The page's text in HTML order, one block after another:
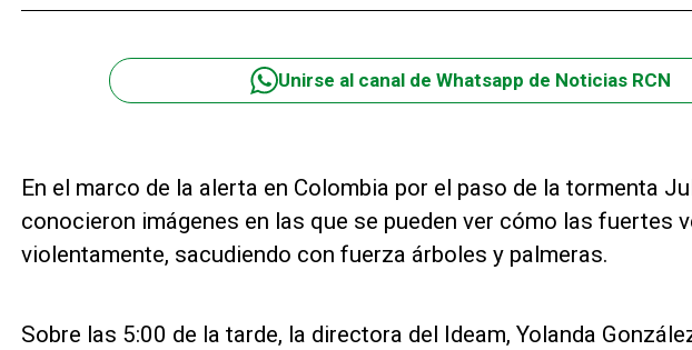
Unirse al canal de Whatsapp de Noticias RCN
En el marco de la alerta en Colombia por el paso de la tormenta
conocieron imágenes en las que se pueden ver cómo las fuertes
violentamente, sacudiendo con fuerza árboles y palmeras.
Sobre las 5:00 de la tarde, la directora del Ideam, Yolanda